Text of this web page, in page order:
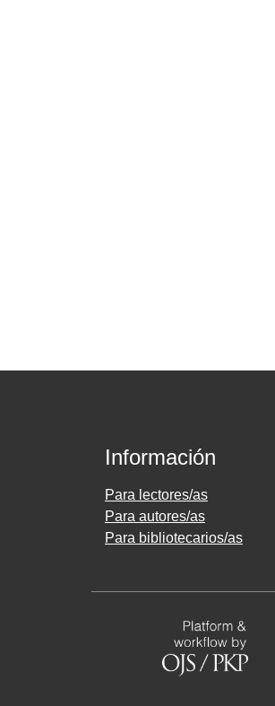
Información
Para lectores/as
Para autores/as
Para bibliotecarios/as